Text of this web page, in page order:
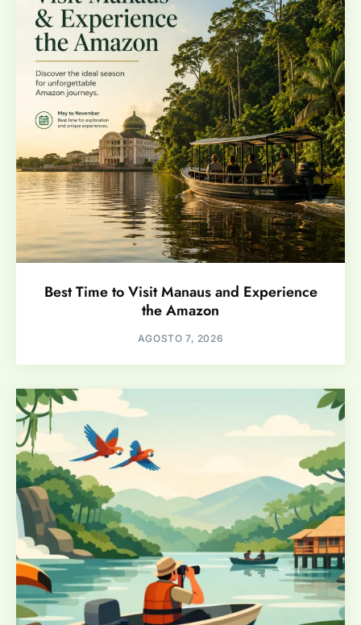
Best Time to Visit Manaus and Experience
the Amazon
AGOSTO 7, 2026